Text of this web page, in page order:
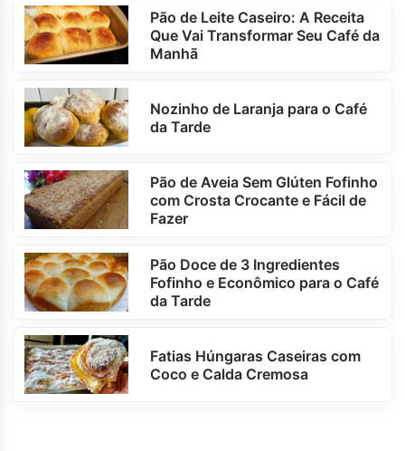
Pão de Leite Caseiro: A Receita
Que Vai Transformar Seu Café da
Manhã
Nozinho de Laranja para o Café
da Tarde
Pão de Aveia Sem Glúten Fofinho
com Crosta Crocante e Fácil de
Fazer
Pão Doce de 3 Ingredientes
Fofinho e Econômico para o Café
da Tarde
Fatias Húngaras Caseiras com
Coco e Calda Cremosa